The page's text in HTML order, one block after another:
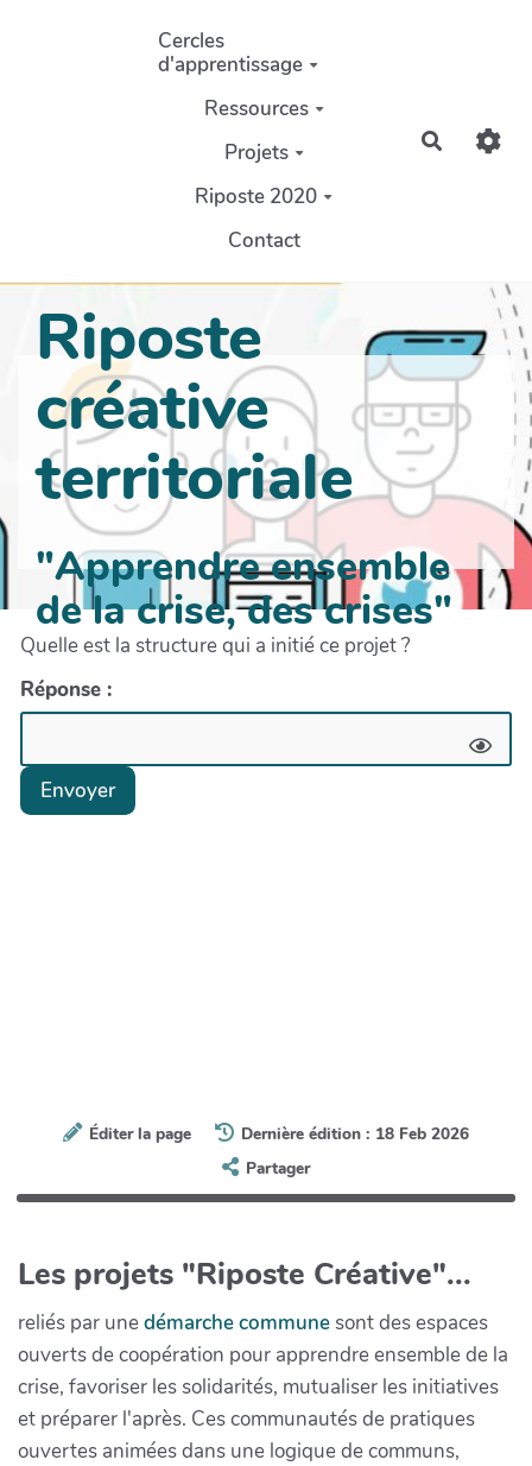
Aller au contenu principal
Cercles
d'apprentissage
Ressources
Projets
Riposte 2020
Contact
Riposte
créative
territoriale
"Apprendre ensemble
de la crise, des crises"
Quelle est la structure qui a initié ce projet ?
Réponse :
Envoyer
Éditer la page
Dernière édition : 18 Feb 2026
Partager
Les projets "Riposte Créative"...
reliés par unedémarche communesont des espaces
ouverts de coopération pour apprendre ensemble de la
crise, favoriser les solidarités, mutualiser les initiatives
et préparer l'après. Ces communautés de pratiques
ouvertes animées dans une logique de communs,